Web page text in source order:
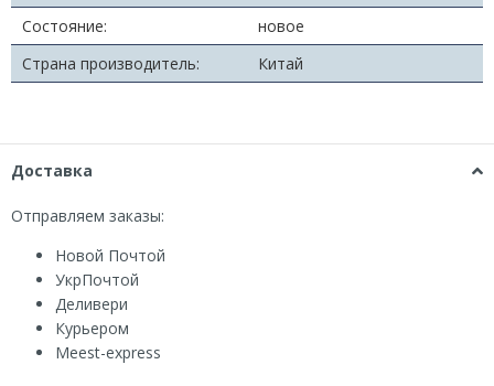
Состояние:
новое
Страна производитель:
Китай
Доставка
Отправляем заказы:
Новой Почтой
УкрПочтой
Деливери
Курьером
Мeest-express